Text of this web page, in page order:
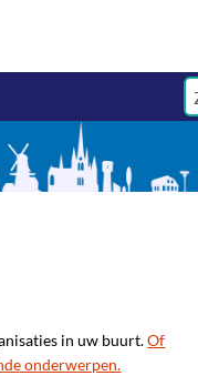
in uw buurt.Of
onderwerpen.